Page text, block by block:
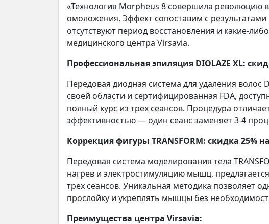
«Технология Morpheus 8 совершила революцию
омоложения. Эффект сопоставим с
отсутствуют период восстановления и какие-
медицинского центра Virsavia.
Профессиональная эпиляция DIOLAZE XL:
Передовая диодная система для удаления волос
своей области и сертифицированная FDA,
полный курс из трех сеансов. Процедура
эффективностью — один сеанс заменяет 3-4
Коррекция фигуры TRANSFORM: скидка 25%
Передовая система моделирования тела
нагрев и электростимуляцию мышц,
трех сеансов. Уникальная методика позволяет
прослойку и укреплять мышцы без
Преимущества центра Virsavia: